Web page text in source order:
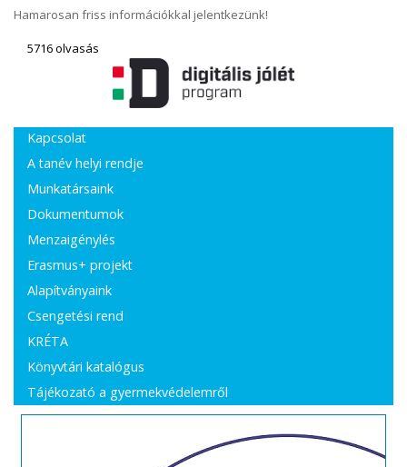
Hamarosan friss információkkal jelentkezünk!
5716 olvasás
Kapcsolat
A tanév helyi rendje
Munkatársaink
Dokumentumok
Menzaigénylés
Erasmus+ projekt
Alapítványaink
Csengetési rend
KRÉTA
Könyvtári katalógus
Tájékozató a gyermekvédelemről